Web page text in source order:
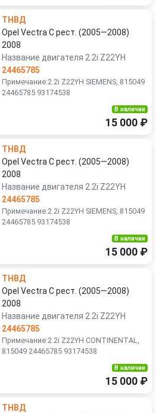
ТНВД
Opel Vectra C рест. (2005—2008)
2008
Название двигателя 2.2i Z22YH
24465785
Примечание:2.2i Z22YH SIEMENS, 815049
24465785 93174538
В наличии
15 000 ₽
ТНВД
Opel Vectra C рест. (2005—2008)
2008
Название двигателя 2.2i Z22YH
24465785
Примечание:2.2i Z22YH SIEMENS, 815049
24465785 93174538
В наличии
15 000 ₽
ТНВД
Opel Vectra C рест. (2005—2008)
2008
Название двигателя 2.2i Z22YH
24465785
Примечание:2.2i Z22YH CONTINENTAL,
815049 24465785 93174538
В наличии
15 000 ₽
ТНВД